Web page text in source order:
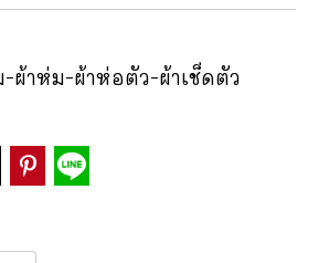
-ผ้าห่ม-ผ้าห่อตัว-ผ้าเช็ดตัว